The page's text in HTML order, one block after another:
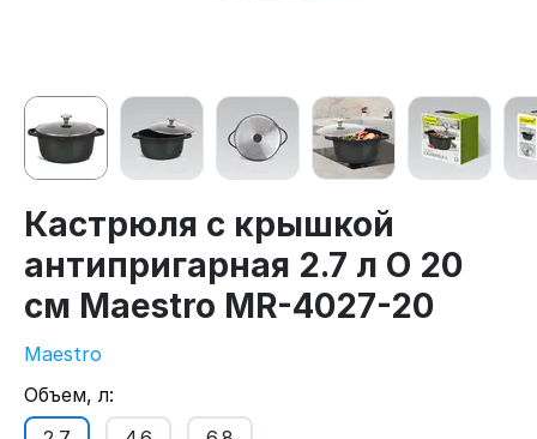
Кастрюля с крышкой
антипригарная 2.7 л O 20
см Maestro MR-4027-20
Maestro
Объем, л: